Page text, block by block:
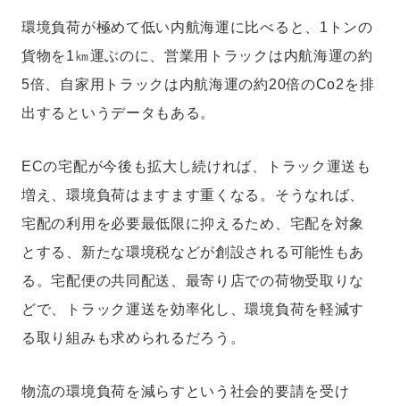
環境負荷が極めて低い内航海運に比べると、1トンの
貨物を1㎞運ぶのに、営業用トラックは内航海運の約
5倍、自家用トラックは内航海運の約20倍のCo2を排
出するというデータもある。
ECの宅配が今後も拡大し続ければ、トラック運送も
増え、環境負荷はますます重くなる。そうなれば、
宅配の利用を必要最低限に抑えるため、宅配を対象
とする、新たな環境税などが創設される可能性もあ
る。宅配便の共同配送、最寄り店での荷物受取りな
どで、トラック運送を効率化し、環境負荷を軽減す
る取り組みも求められるだろう。
物流の環境負荷を減らすという社会的要請を受け